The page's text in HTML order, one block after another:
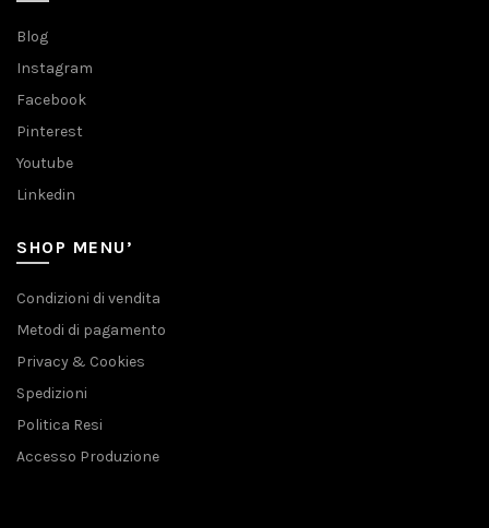
Blog
Instagram
Facebook
Pinterest
Youtube
Linkedin
SHOP MENU’
Condizioni di vendita
Metodi di pagamento
Privacy & Cookies
Spedizioni
Politica Resi
Accesso Produzione